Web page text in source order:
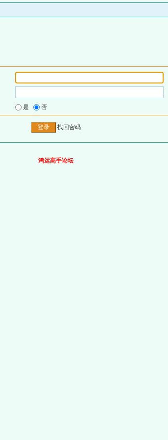
是 否
找回密码
鸿运高手论坛